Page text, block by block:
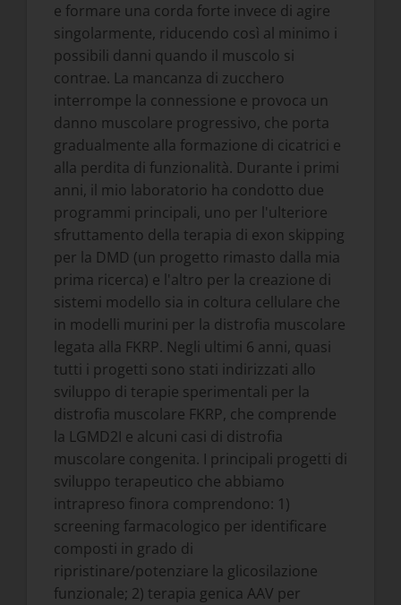
e formare una corda forte invece di agire
singolarmente, riducendo così al minimo i
possibili danni quando il muscolo si
contrae. La mancanza di zucchero
interrompe la connessione e provoca un
danno muscolare progressivo, che porta
gradualmente alla formazione di cicatrici e
alla perdita di funzionalità. Durante i primi
anni, il mio laboratorio ha condotto due
programmi principali, uno per l'ulteriore
sfruttamento della terapia di exon skipping
per la DMD (un progetto rimasto dalla mia
prima ricerca) e l'altro per la creazione di
sistemi modello sia in coltura cellulare che
in modelli murini per la distrofia muscolare
legata alla FKRP. Negli ultimi 6 anni, quasi
tutti i progetti sono stati indirizzati allo
sviluppo di terapie sperimentali per la
distrofia muscolare FKRP, che comprende
la LGMD2I e alcuni casi di distrofia
muscolare congenita. I principali progetti di
sviluppo terapeutico che abbiamo
intrapreso finora comprendono: 1)
screening farmacologico per identificare
composti in grado di
ripristinare/potenziare la glicosilazione
funzionale; 2) terapia genica AAV per